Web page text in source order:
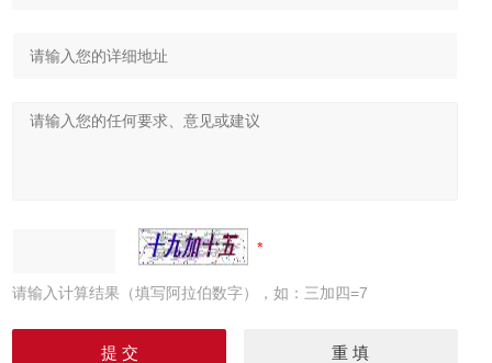
请输入计算结果（填写阿拉伯数字），如：三加四=7